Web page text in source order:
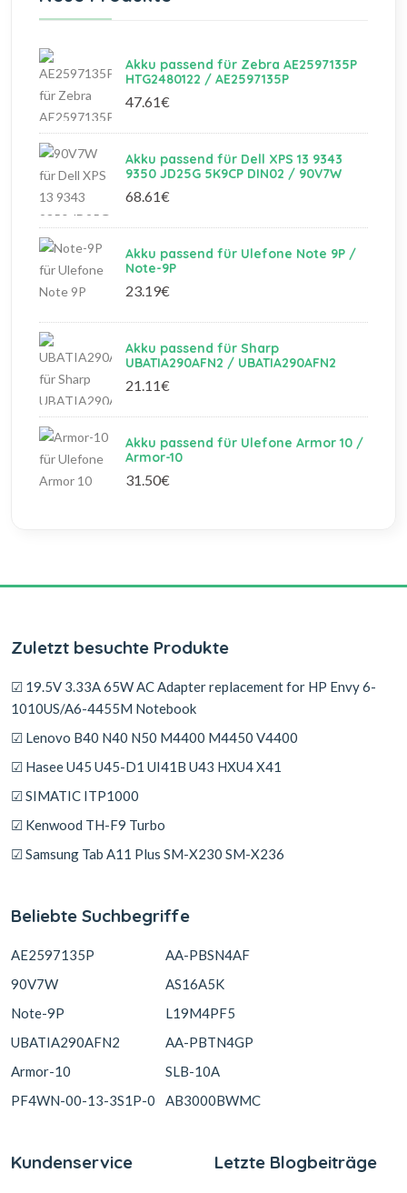
Akku passend für Zebra AE2597135P
HTG2480122 / AE2597135P
47.61€
Akku passend für Dell XPS 13 9343
9350 JD25G 5K9CP DIN02 / 90V7W
68.61€
Akku passend für Ulefone Note 9P /
Note-9P
23.19€
Akku passend für Sharp
UBATIA290AFN2 / UBATIA290AFN2
21.11€
Akku passend für Ulefone Armor 10 /
Armor-10
31.50€
Zuletzt besuchte Produkte
☑ 19.5V 3.33A 65W AC Adapter replacement for HP Envy 6-
1010US/A6-4455M Notebook
☑ Lenovo B40 N40 N50 M4400 M4450 V4400
☑ Hasee U45 U45-D1 UI41B U43 HXU4 X41
☑ SIMATIC ITP1000
☑ Kenwood TH-F9 Turbo
☑ Samsung Tab A11 Plus SM-X230 SM-X236
Beliebte Suchbegriffe
AE2597135P
90V7W
Note-9P
UBATIA290AFN2
Armor-10
PF4WN-00-13-3S1P-0
AA-PBSN4AF
AS16A5K
L19M4PF5
AA-PBTN4GP
SLB-10A
AB3000BWMC
Kundenservice Letzte Blogbeiträge